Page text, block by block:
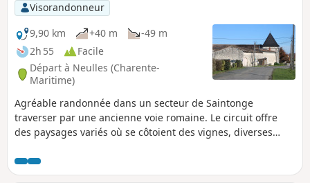
Visorandonneur
9,90 km
+40 m
-49 m
2h 55
Facile
Départ à Neulles (Charente-
Maritime)
Agréable randonnée dans un secteur de Saintonge
traverser par une ancienne voie romaine. Le circuit offre
des paysages variés où se côtoient des vignes, diverses
exemples du patrimoine bâti, comme d'anciennes fermes
charentaises.